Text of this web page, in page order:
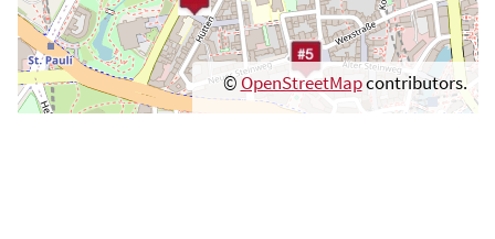
©OpenStreetMapcontributors.